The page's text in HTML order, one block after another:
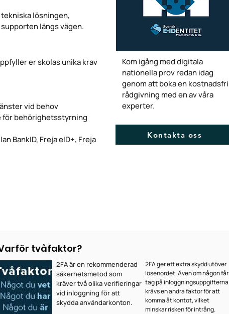
lösningen,
längs vägen.
er skolas unika krav
vid behov
för behörighetsstyrning
BankID, Freja eID+, Freja
Kom igång med digitala
nationella prov redan idag
genom att boka en kostnadsfri
rådgivning med en av våra
experter.
Kontakta oss
tvåfaktor?
2FA är en rekommenderad
säkerhetsmetod som
kräver två olika verifieringar
vid inloggning för att
skydda användarkonton.
2FA ger ett extra skydd utöver
lösenordet. Även om någon får
tag på inloggningsuppgifterna
krävs en andra faktor för att
komma åt kontot, vilket
minskar risken för intrång.